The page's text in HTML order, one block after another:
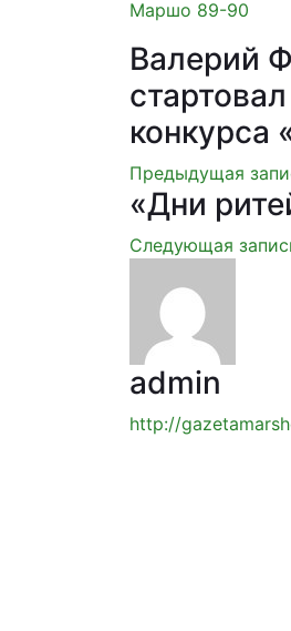
Маршо 89-90
Валерий
конкурса
Предыдущая
«Дни
Следующая
admin
http://